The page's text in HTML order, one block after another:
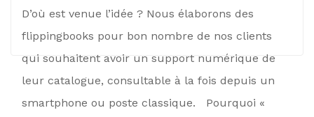
D’où est venue l’idée ? Nous élaborons des
flippingbooks pour bon nombre de nos clients
qui souhaitent avoir un support numérique de
leur catalogue, consultable à la fois depuis un
smartphone ou poste classique. Pourquoi «